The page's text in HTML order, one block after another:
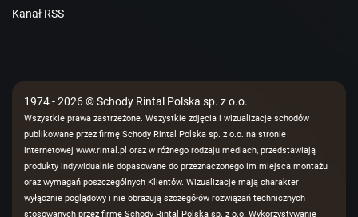
Kanał RSS
1974 - 2026 © Schody Rintal Polska sp. z o.o.
Wszystkie prawa zastrzeżone. Wszystkie zdjęcia i wizualizacje schodów
publikowane przez firmę Schody Rintal Polska sp. z o.o. na stronie
internetowej www.rintal.pl oraz w różnego rodzaju mediach, przedstawiają
produkty indywidualnie dopasowane do przeznaczonego im miejsca montażu
oraz wymagań poszczególnych Klientów. Wizualizacje mają charakter
wyłącznie poglądowy i nie obrazują szczegółów rozwiązań technicznych
stosowanych przez firmę Schody Rintal Polska sp. z o.o. Wykorzystywanie